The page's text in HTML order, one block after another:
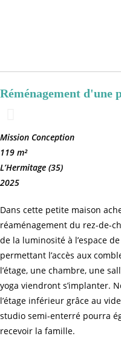
Réménagement d'une
Mission Conception
119 m²
L’Hermitage (35)
2025
Dans cette petite maison
réaménagement du rez-de-
de la luminosité à l’espace
permettant l’accès aux
l’étage, une chambre, une
yoga viendront s’implanter.
l’étage inférieur grâce au
studio semi-enterré pourra
recevoir la famille.